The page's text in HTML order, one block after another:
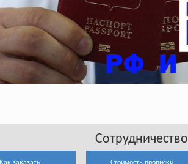
Сотрудничество